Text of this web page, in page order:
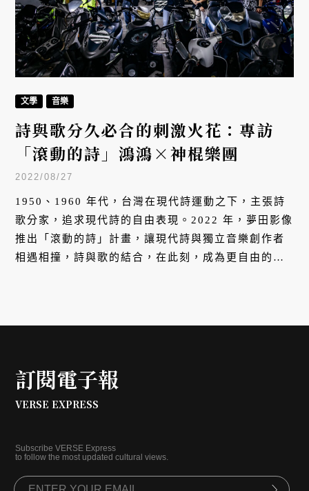
文學 音樂
詩與歌分久必合的刺激火花：專訪
「滾動的詩」鴻鴻×神棍樂團
2022/08/27
1950、1960 年代，台灣在現代詩運動之下，主張詩
歌分家，追求現代詩的自由表現。2022 年，夢田影像
推出「滾動的詩」計畫，讓現代詩與獨立音樂創作者
相遇相撞，詩與歌的結合，在此刻，成為更自由的藝
訂閱電子報
VERSE EXPRESS
Subscribe VERSE Express
to follow the most updated cultural views.